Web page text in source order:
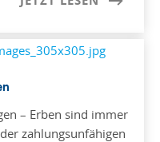
– Erben sind immer
zahlungsunfähigen